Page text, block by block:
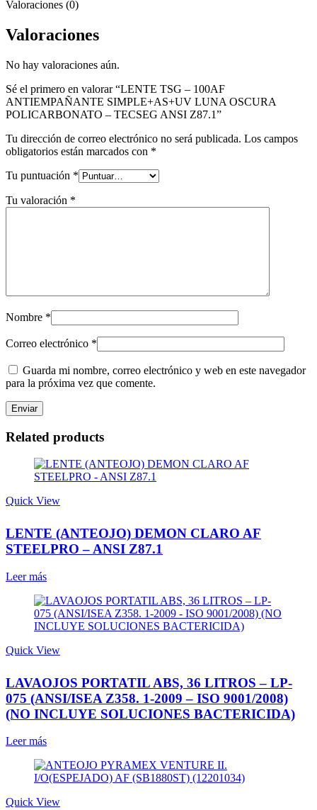
Valoraciones (0)
Valoraciones
No hay valoraciones aún.
Sé el primero en valorar “LENTE TSG – 100AF
ANTIEMPAÑANTE SIMPLE+AS+UV LUNA OSCURA
POLICARBONATO – TECSEG ANSI Z87.1”
Tu dirección de correo electrónico no será publicada. Los campos
obligatorios están marcados con *
Tu puntuación *
Tu valoración *
Nombre *
Correo electrónico *
Guarda mi nombre, correo electrónico y web en este navegador
para la próxima vez que comente.
Related products
Quick View
LENTE (ANTEOJO) DEMON CLARO AF
STEELPRO – ANSI Z87.1
Leer más
Quick View
LAVAOJOS PORTATIL ABS, 36 LITROS – LP-
075 (ANSI/ISEA Z358. 1-2009 – ISO 9001/2008)
(NO INCLUYE SOLUCIONES BACTERICIDA)
Leer más
Quick View